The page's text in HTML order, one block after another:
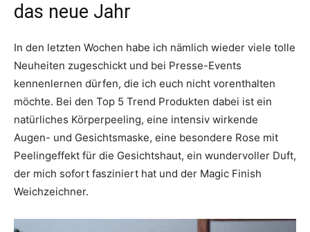
das neue Jahr
In den letzten Wochen habe ich nämlich wieder viele tolle
Neuheiten zugeschickt und bei Presse-Events
kennenlernen dürfen, die ich euch nicht vorenthalten
möchte. Bei den Top 5 Trend Produkten dabei ist ein
natürliches Körperpeeling, eine intensiv wirkende
Augen- und Gesichtsmaske, eine besondere Rose mit
Peelingeffekt für die Gesichtshaut, ein wundervoller Duft,
der mich sofort fasziniert hat und der Magic Finish
Weichzeichner.